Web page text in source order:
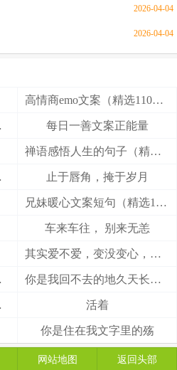
2026-04-04
2026-04-04
高情商emo文案（精选110句）
！ 每日一善文案正能量
禅语感悟人生的句子（精选27句）
里 止于唇角，掩于岁月
兄妹暖心文案短句（精选100句）
车来车往， 别来无恙
其实爱不爱，变没变心，身体最诚实
句) 你是我回不去的地久天长，我是你触不到的地老天荒
谁 活着
你是住在我文字里的殇
网站地图 返回头部